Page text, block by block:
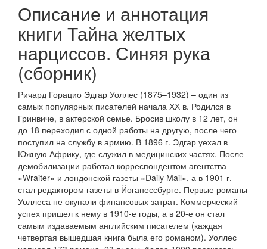
Описание и аннотация
книги Тайна желтых
нарциссов. Синяя рука
(сборник)
Ричард Горацио Эдгар Уоллес (1875–1932) – один из
самых популярных писателей начала ХХ в. Родился в
Гринвиче, в актерской семье. Бросив школу в 12 лет, он
до 18 переходил с одной работы на другую, после чего
поступил на службу в армию. В 1896 г. Эдгар уехал в
Южную Африку, где служил в медицинских частях. После
демобилизации работал корреспондентом агентства
«Wraiter» и лондонской газеты «Daily Mail», а в 1901 г.
стал редактором газеты в Йоганессбурге. Первые романы
Уоллеса не окупали финансовых затрат. Коммерческий
успех пришел к нему в 1910-е годы, а в 20-е он стал
самым издаваемым английским писателем (каждая
четвертая вышедшая книга была его романом). Уоллес